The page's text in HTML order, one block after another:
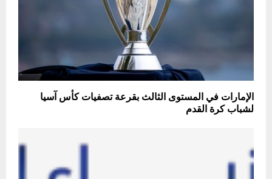
الإمارات في المستوى الثالث بقرعة تصفيات كأس آسيا
لشباب كرة القدم